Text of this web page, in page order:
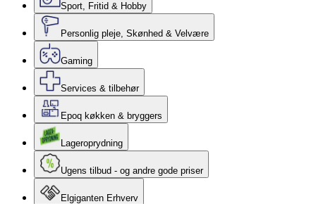
Sport, Fritid & Hobby
Personlig pleje, Skønhed & Velvære
Gaming
Services & tilbehør
Epoq køkken & bryggers
Lageroprydning
Ugens tilbud - og andre gode priser
Elgiganten Erhverv